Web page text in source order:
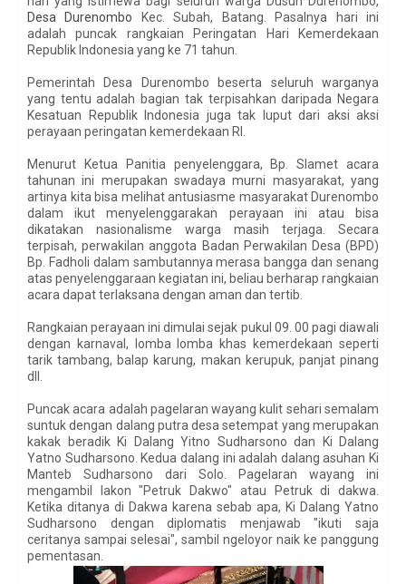
Desa Durenombo Kec. Subah, Batang. Pasalnya hari ini
adalah puncak rangkaian Peringatan Hari Kemerdekaan
Republik Indonesia yang ke 71 tahun.
Pemerintah Desa Durenombo beserta seluruh warganya
yang tentu adalah bagian tak terpisahkan daripada Negara
Kesatuan Republik Indonesia juga tak luput dari aksi aksi
perayaan peringatan kemerdekaan RI.
Menurut Ketua Panitia penyelenggara, Bp. Slamet acara
tahunan ini merupakan swadaya murni masyarakat, yang
artinya kita bisa melihat antusiasme masyarakat Durenombo
dalam ikut menyelenggarakan perayaan ini atau bisa
dikatakan nasionalisme warga masih terjaga. Secara
terpisah, perwakilan anggota Badan Perwakilan Desa (BPD)
Bp. Fadholi dalam sambutannya merasa bangga dan senang
atas penyelenggaraan kegiatan ini, beliau berharap rangkaian
acara dapat terlaksana dengan aman dan tertib.
Rangkaian perayaan ini dimulai sejak pukul 09. 00 pagi diawali
dengan karnaval, lomba lomba khas kemerdekaan seperti
tarik tambang, balap karung, makan kerupuk, panjat pinang
dll.
Puncak acara adalah pagelaran wayang kulit sehari semalam
suntuk dengan dalang putra desa setempat yang merupakan
kakak beradik Ki Dalang Yitno Sudharsono dan Ki Dalang
Yatno Sudharsono. Kedua dalang ini adalah dalang asuhan Ki
Manteb Sudharsono dari Solo. Pagelaran wayang ini
mengambil lakon "Petruk Dakwo" atau Petruk di dakwa.
Ketika ditanya di Dakwa karena sebab apa, Ki Dalang Yatno
Sudharsono dengan diplomatis menjawab "ikuti saja
ceritanya sampai selesai", sambil ngeloyor naik ke panggung
pementasan.